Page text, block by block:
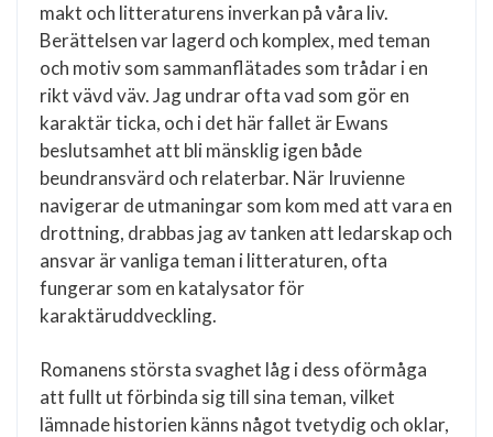
makt och litteraturens inverkan på våra liv.
Berättelsen var lagerd och komplex, med teman
och motiv som sammanflätades som trådar i en
rikt vävd väv. Jag undrar ofta vad som gör en
karaktär ticka, och i det här fallet är Ewans
beslutsamhet att bli mänsklig igen både
beundransvärd och relaterbar. När Iruvienne
navigerar de utmaningar som kom med att vara en
drottning, drabbas jag av tanken att ledarskap och
ansvar är vanliga teman i litteraturen, ofta
fungerar som en katalysator för
karaktäruddveckling.
Romanens största svaghet låg i dess oförmåga
att fullt ut förbinda sig till sina teman, vilket
lämnade historien känns något tvetydig och oklar,